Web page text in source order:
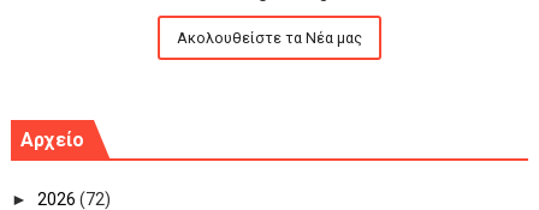
Ακολουθείστε τα Νέα μας
Αρχείο
► 2026 (72)